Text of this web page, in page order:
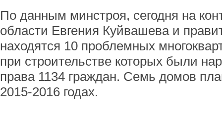
По данным минстроя, сегодня на
области Евгения Куйвашева и
находятся 10 проблемных
при строительстве которых были
права 1134 граждан. Семь домов
2015-2016 годах.